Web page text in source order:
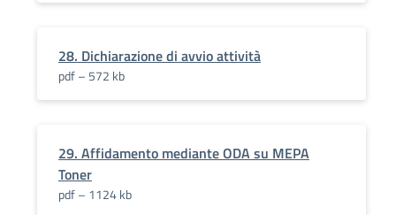
28. Dichiarazione di avvio attività
pdf – 572 kb
29. Affidamento mediante ODA su MEPA
Toner
pdf – 1124 kb